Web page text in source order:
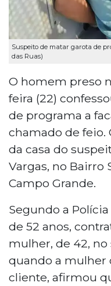
Suspeito de matar garota de
das Ruas)
O homem preso
feira (22)
de programa a
chamado de feio.
da casa do
Vargas, no Bairro
Campo Grande.
Segundo a
de 52 anos,
mulher, de 42, no
quando a mulher
cliente, afirmou